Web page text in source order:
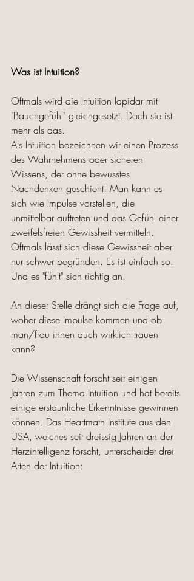
Was ist Intuition?
Oftmals wird die Intuition lapidar mit
"Bauchgefühl" gleichgesetzt. Doch sie ist
mehr als das.
Als Intuition bezeichnen wir einen Prozess
des Wahrnehmens oder sicheren
Wissens, der ohne bewusstes
Nachdenken geschieht. Man kann es
sich wie Impulse vorstellen, die
unmittelbar auftreten und das Gefühl einer
zweifelsfreien Gewissheit vermitteln.
Oftmals lässt sich diese Gewissheit aber
nur schwer begründen. Es ist einfach so.
Und es "fühlt" sich richtig an.
An dieser Stelle drängt sich die Frage auf,
woher diese Impulse kommen und ob
man/frau ihnen auch wirklich trauen
kann?
Die Wissenschaft forscht seit einigen
Jahren zum Thema Intuition und hat bereits
einige erstaunliche Erkenntnisse gewinnen
können. Das Heartmath Institute aus den
USA, welches seit dreissig Jahren an der
Herzintelligenz forscht, unterscheidet drei
Arten der Intuition: